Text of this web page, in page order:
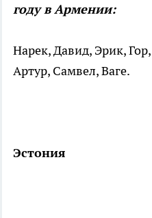
году в Армении:
Нарек, Давид, Эрик,
Артур, Самвел, Ваге.
Эстония